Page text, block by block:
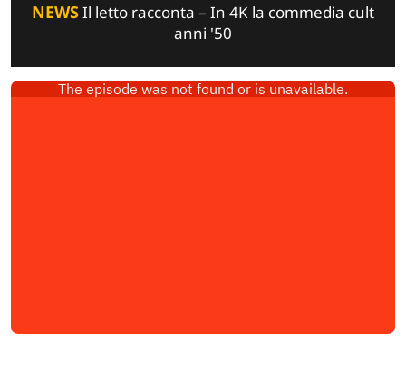
NEWSIl letto racconta – In 4K la commedia cult
anni '50